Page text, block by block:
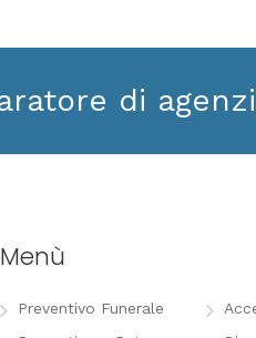
di
Menù
Preventivo Funerale